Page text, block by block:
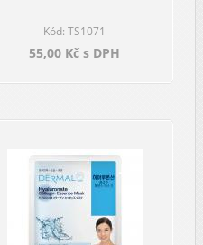
Kód: TS1071
55,00 Kč s DPH